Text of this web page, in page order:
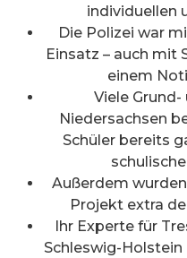
individuellen
Die Polizei war
Einsatz – auch mit
einem
Viele
Niedersachsen
Schüler bereits
Außerdem
Projekt extra
Ihr Experte für
Schleswig-